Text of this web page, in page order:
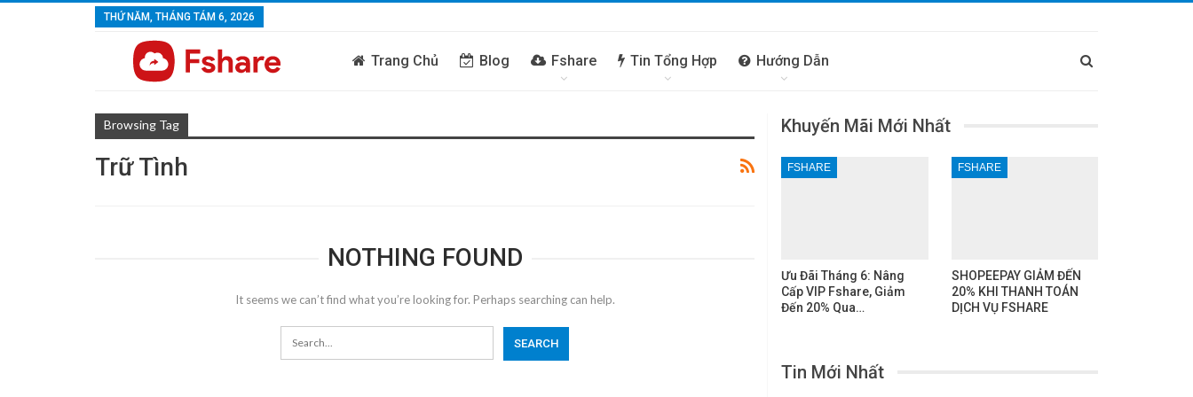
THỨ NĂM, THÁNG TÁM 6, 2026
Trang Chủ Blog Fshare Tin Tổng Hợp Hướng Dẫn
Browsing Tag
Trữ Tình
NOTHING FOUND
It seems we can’t find what you’re looking for. Perhaps searching can help.
Khuyến Mãi Mới Nhất
FSHARE
Ưu Đãi Tháng 6: Nâng
Cấp VIP Fshare, Giảm
Đến 20% Qua…
FSHARE
SHOPEEPAY GIẢM ĐẾN
20% KHI THANH TOÁN
DỊCH VỤ FSHARE
Tin Mới Nhất